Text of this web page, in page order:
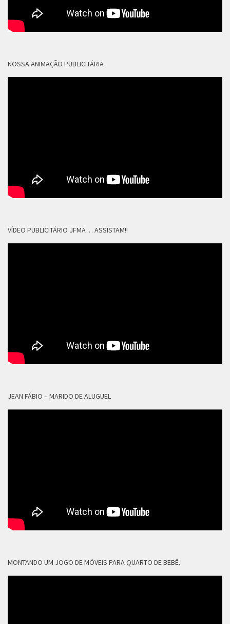
NOSSA ANIMAÇÃO PUBLICITÁRIA
VÍDEO PUBLICITÁRIO JFMA… ASSISTAM!!
JEAN FÁBIO – MARIDO DE ALUGUEL
MONTANDO UM JOGO DE MÓVEIS PARA QUARTO DE BEBÊ.